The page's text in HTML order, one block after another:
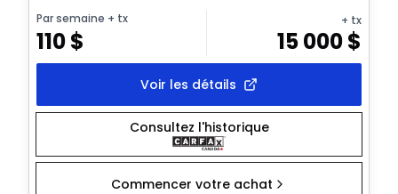
Par semaine + tx
110$
+ tx
15 000$
Voir les détails
Consultez l'historique
Commencer votre achat